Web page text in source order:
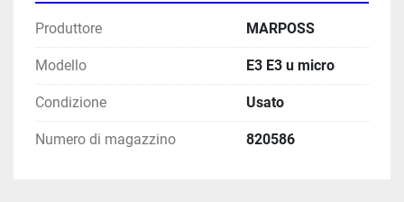
Produttore MARPOSS
Modello E3 E3 u micro
Condizione Usato
Numero di magazzino 820586